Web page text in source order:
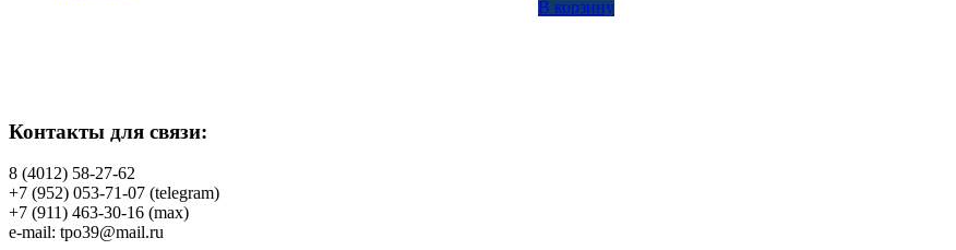
В корзину
Контакты для связи:
8 (4012) 58-27-62
+7 (952) 053-71-07 (telegram)
+7 (911) 463-30-16 (max)
e-mail: tpo39@mail.ru